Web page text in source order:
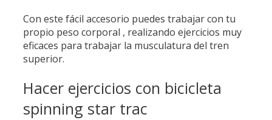
Con este fácil accesorio puedes trabajar con tu
propio peso corporal , realizando ejercicios muy
eficaces para trabajar la musculatura del tren
superior.
Hacer ejercicios con bicicleta
spinning star trac